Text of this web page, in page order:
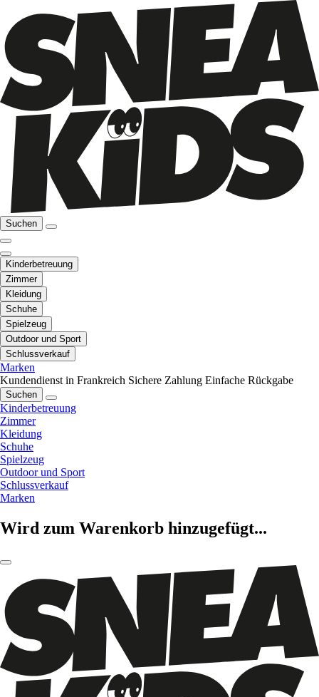
Suchen
Kinderbetreuung
Zimmer
Kleidung
Schuhe
Spielzeug
Outdoor und Sport
Schlussverkauf
Marken
Kundendienst in Frankreich Sichere Zahlung Einfache Rückgabe
Suchen
Kinderbetreuung
Zimmer
Kleidung
Schuhe
Spielzeug
Outdoor und Sport
Schlussverkauf
Marken
Wird zum Warenkorb hinzugefügt...